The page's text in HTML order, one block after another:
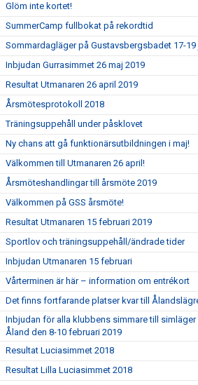
Glöm inte kortet!
SummerCamp fullbokat på rekordtid
Sommardagläger på Gustavsbergsbadet 17-19
Inbjudan Gurrasimmet 26 maj 2019
Resultat Utmanaren 26 april 2019
Årsmötesprotokoll 2018
Träningsuppehåll under påsklovet
Ny chans att gå funktionärsutbildningen i maj!
Välkommen till Utmanaren 26 april!
Årsmöteshandlingar till årsmöte 2019
Välkommen på GSS årsmöte!
Resultat Utmanaren 15 februari 2019
Sportlov och träningsuppehåll/ändrade tider
Inbjudan Utmanaren 15 februari
Vårterminen är här – information om entrékort
Det finns fortfarande platser kvar till
Inbjudan för alla klubbens simmare till simläger
Åland den 8-10 februari 2019
Resultat Luciasimmet 2018
Resultat Lilla Luciasimmet 2018